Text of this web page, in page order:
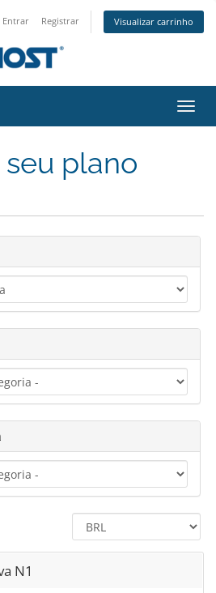
Entrar Registrar Visualizar carrinho
plano
N1